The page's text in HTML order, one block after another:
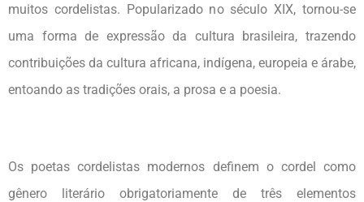
muitos cordelistas. Popularizado no século XIX, tornou-se
uma forma de expressão da cultura brasileira, trazendo
contribuições da cultura africana, indígena, europeia e árabe,
entoando as tradições orais, a prosa e a poesia.
Os poetas cordelistas modernos definem o cordel como
gênero literário obrigatoriamente de três elementos